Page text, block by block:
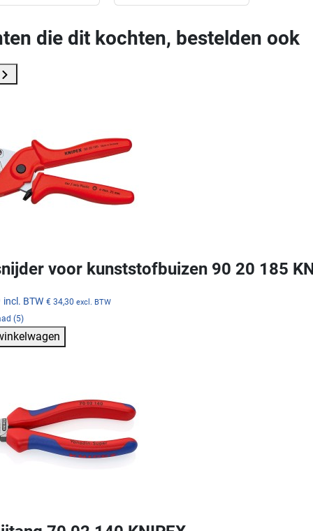
die dit kochten, bestelden ook
voor kunststofbuizen 90 20 185
incl. BTW € 34,30 excl. BTW
(5)